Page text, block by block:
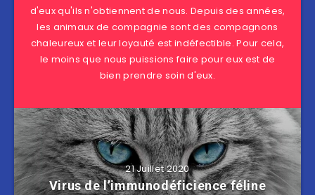
d'eux qu'ils n'obtiennent de nous. Depuis des années,
les animaux de compagnie sont des compagnons
chaleureux et leur loyauté est indéfectible. Pour cela,
le moins que nous puissions faire pour eux est de
bien prendre soin d'eux.
21 Juillet 2020
Virus de l’immunodéficience féline